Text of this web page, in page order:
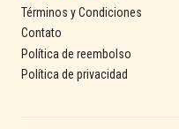
Términos y Condiciones
Contato
Política de reembolso
Política de privacidad